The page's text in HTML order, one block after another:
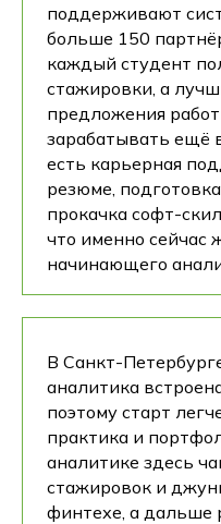
поддерживают
больше 150
каждый студент
стажировки, а
предложения
зарабатывать ещё
есть карьерная
резюме,
прокачка софт-
что именно сейчас
начинающего
В Санкт-
аналитика
поэтому старт
практика и
аналитике здесь
стажировок и
финтехе, а дальше